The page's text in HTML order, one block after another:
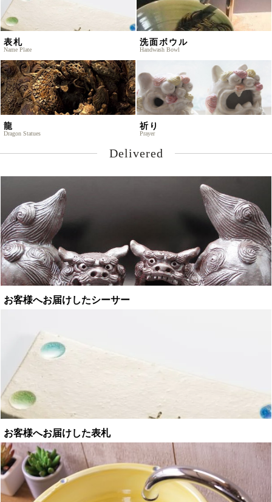
表札
Name Plate
洗面ボウル
Handwash Bowl
龍
Dragon Statues
祈り
Prayer
Delivered
お客様へお届けしたシーサー
お客様へお届けした表札